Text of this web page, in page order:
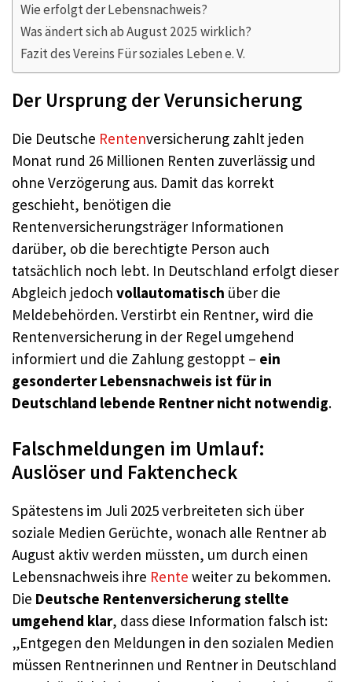
Wie erfolgt der Lebensnachweis?
Was ändert sich ab August 2025 wirklich?
Fazit des Vereins Für soziales Leben e. V.
Der Ursprung der Verunsicherung
Die Deutsche Rentenversicherung zahlt jeden
Monat rund 26 Millionen Renten zuverlässig und
ohne Verzögerung aus. Damit das korrekt
geschieht, benötigen die
Rentenversicherungsträger Informationen
darüber, ob die berechtigte Person auch
tatsächlich noch lebt. In Deutschland erfolgt dieser
Abgleich jedoch vollautomatisch über die
Meldebehörden. Verstirbt ein Rentner, wird die
Rentenversicherung in der Regel umgehend
informiert und die Zahlung gestoppt – ein
gesonderter Lebensnachweis ist für in
Deutschland lebende Rentner nicht notwendig.
Falschmeldungen im Umlauf:
Auslöser und Faktencheck
Spätestens im Juli 2025 verbreiteten sich über
soziale Medien Gerüchte, wonach alle Rentner ab
August aktiv werden müssten, um durch einen
Lebensnachweis ihre Rente weiter zu bekommen.
Die Deutsche Rentenversicherung stellte
umgehend klar, dass diese Information falsch ist:
„Entgegen den Meldungen in den sozialen Medien
müssen Rentnerinnen und Rentner in Deutschland